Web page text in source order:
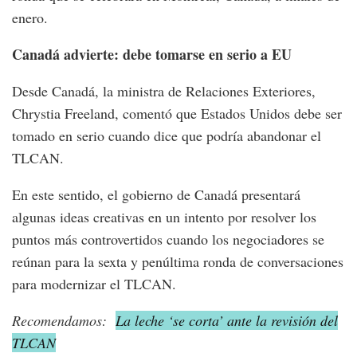
enero.
Canadá advierte: debe tomarse en serio a EU
Desde Canadá, la ministra de Relaciones Exteriores,
Chrystia Freeland, comentó que Estados Unidos debe ser
tomado en serio cuando dice que podría abandonar el
TLCAN.
En este sentido, el gobierno de Canadá presentará
algunas ideas creativas en un intento por resolver los
puntos más controvertidos cuando los negociadores se
reúnan para la sexta y penúltima ronda de conversaciones
para modernizar el TLCAN.
Recomendamos: La leche ‘se corta’ ante la revisión del
TLCAN